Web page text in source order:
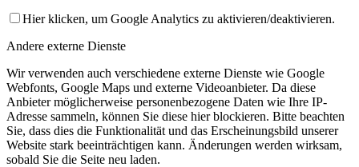
Hier klicken, um Google Analytics zu aktivieren/deaktivieren.
Andere externe Dienste
Wir verwenden auch verschiedene externe Dienste wie Google
Webfonts, Google Maps und externe Videoanbieter. Da diese
Anbieter möglicherweise personenbezogene Daten wie Ihre IP-
Adresse sammeln, können Sie diese hier blockieren. Bitte beachten
Sie, dass dies die Funktionalität und das Erscheinungsbild unserer
Website stark beeinträchtigen kann. Änderungen werden wirksam,
sobald Sie die Seite neu laden.